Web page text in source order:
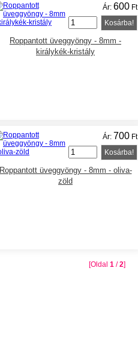
Ár: 600 Ft
Kosárba!
Roppantott üveggyöngy - 8mm -
királykék-kristály
Ár: 700 Ft
Kosárba!
Roppantott üveggyöngy - 8mm - oliva-
zöld
[Oldal 1 /2]